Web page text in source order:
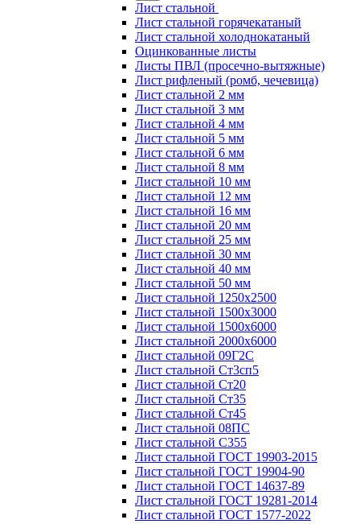
Лист стальной
Лист стальной горячекатаный
Лист стальной холоднокатаный
Оцинкованные листы
Листы ПВЛ (просечно-вытяжные)
Лист рифленый (ромб, чечевица)
Лист стальной 2 мм
Лист стальной 3 мм
Лист стальной 4 мм
Лист стальной 5 мм
Лист стальной 6 мм
Лист стальной 8 мм
Лист стальной 10 мм
Лист стальной 12 мм
Лист стальной 16 мм
Лист стальной 20 мм
Лист стальной 25 мм
Лист стальной 30 мм
Лист стальной 40 мм
Лист стальной 50 мм
Лист стальной 1250х2500
Лист стальной 1500х3000
Лист стальной 1500х6000
Лист стальной 2000х6000
Лист стальной 09Г2С
Лист стальной Ст3сп5
Лист стальной Ст20
Лист стальной Ст35
Лист стальной Ст45
Лист стальной 08ПС
Лист стальной С355
Лист стальной ГОСТ 19903-2015
Лист стальной ГОСТ 19904-90
Лист стальной ГОСТ 14637-89
Лист стальной ГОСТ 19281-2014
Лист стальной ГОСТ 1577-2022